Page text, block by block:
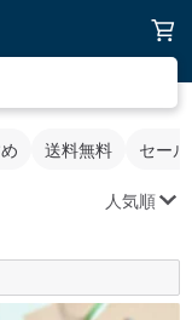
送料無料 セー
人気順